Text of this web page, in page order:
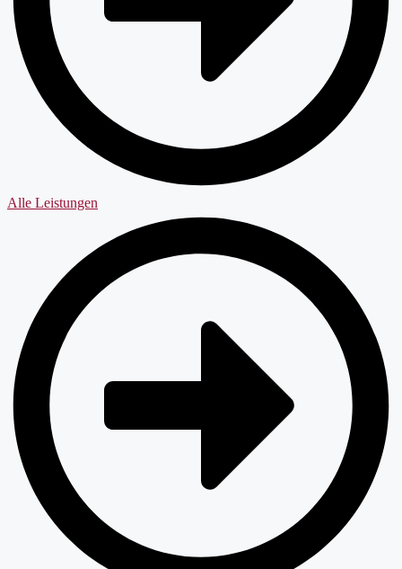
Alle Leistungen